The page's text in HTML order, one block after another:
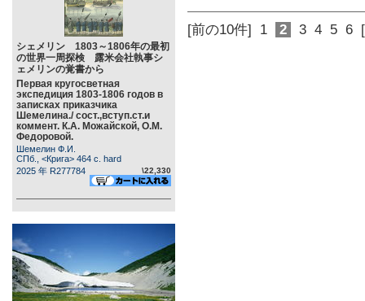
シェメリン 1803～1806年の最初
の世界一周探検 露米会社執事シ
ェメリンの覚書から
Первая кругосветная
экспедиция 1803-1806 годов в
записках приказчика
Шемелина./ сост.,вступ.ст.и
коммент. К.А. Можайской, О.М.
Федоровой.
Шемелин Ф.И.
СПб., <Крига> 464 c. hard
2025 年 R277784
\22,330
[前の10件] 1 2 3 4 5 6